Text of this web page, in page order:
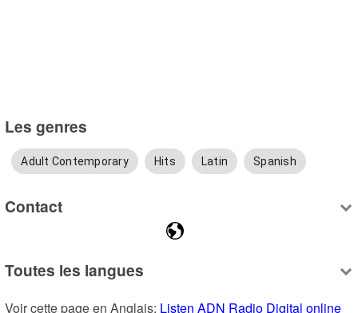
Les genres
Adult Contemporary Hits Latin Spanish
Contact
Toutes les langues
Voir cette page en Anglais: Listen ADN Radio Digital online